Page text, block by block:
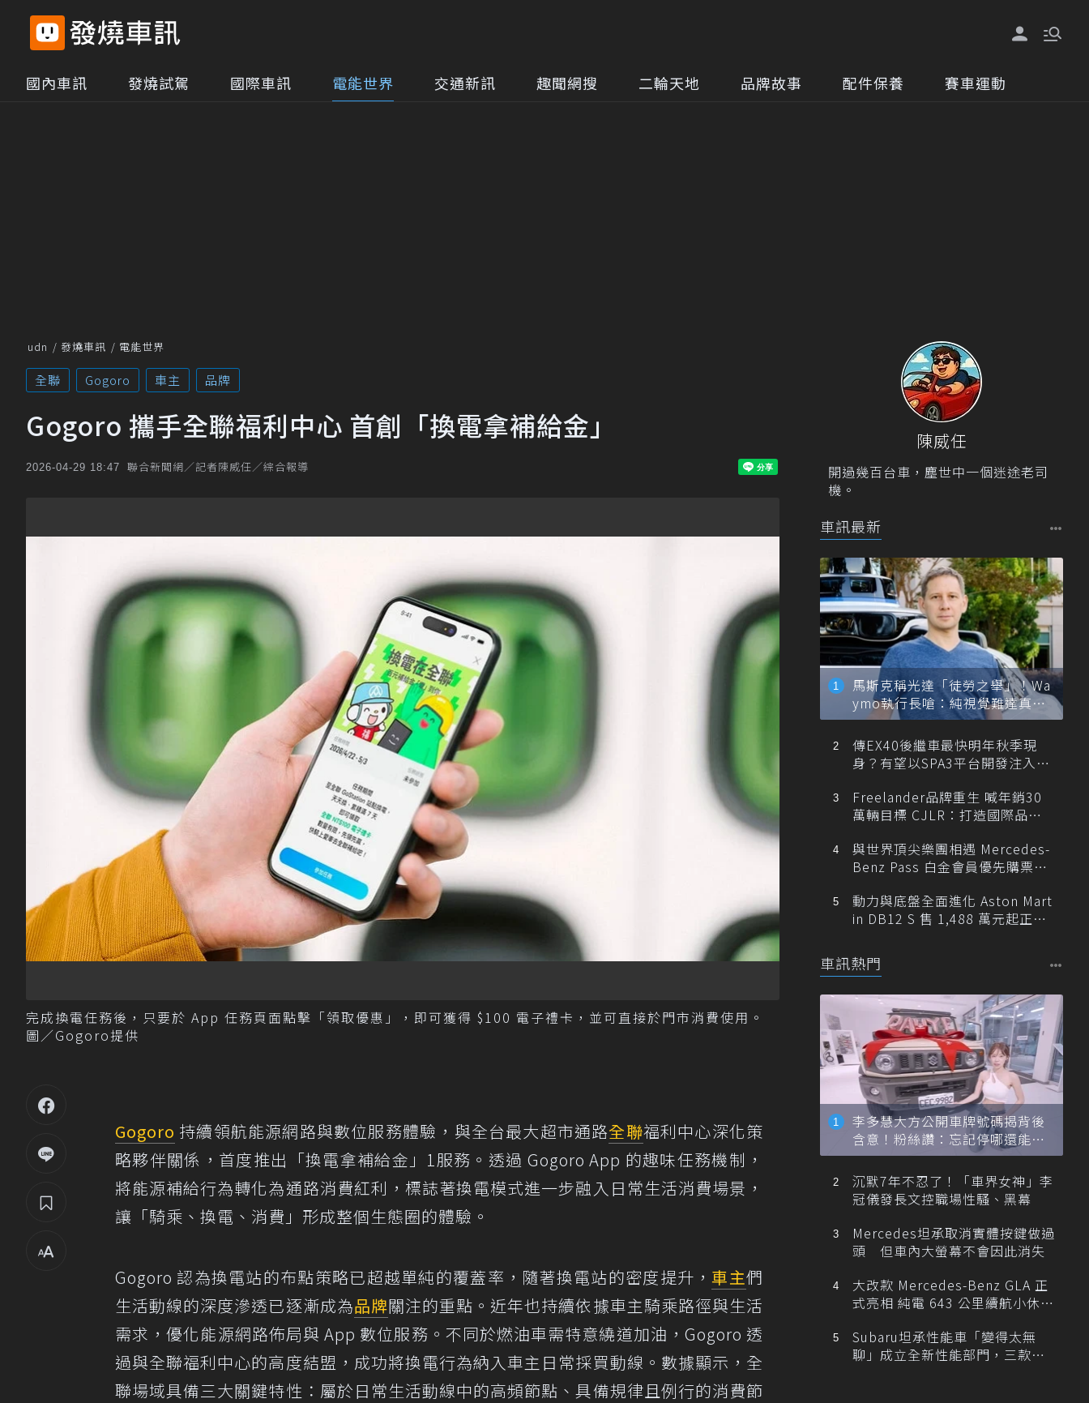
國內車訊 發燒試駕 國際車訊 電能世界 交通新訊 趣聞網搜 二輪天地 品牌故事 配件保養 賽車運動
udn 發燒車訊 電能世界
全聯 Gogoro 車主 品牌
Gogoro 攜手全聯福利中心 首創「換電拿補給金」
2026-04-29 18:47 聯合新聞網／記者陳威任／綜合報導
完成換電任務後，只要於 App 任務頁面點擊「領取優惠」，即可獲得 $100 電子禮卡，並可直接於門市消費使用。
圖／Gogoro提供
Gogoro 持續領航能源網路與數位服務體驗，與全台最大超市通路全聯福利中心深化策
略夥伴關係，首度推出「換電拿補給金」1服務。透過 Gogoro App 的趣味任務機制，
將能源補給行為轉化為通路消費紅利，標誌著換電模式進一步融入日常生活消費場景，
讓「騎乘、換電、消費」形成整個生態圈的體驗。
Gogoro 認為換電站的布點策略已超越單純的覆蓋率，隨著換電站的密度提升，車主們
生活動線的深度滲透已逐漸成為品牌關注的重點。近年也持續依據車主騎乘路徑與生活
需求，優化能源網路佈局與 App 數位服務。不同於燃油車需特意繞道加油，Gogoro 透
過與全聯福利中心的高度結盟，成功將換電行為納入車主日常採買動線。數據顯示，全
聯場域具備三大關鍵特性：屬於日常生活動線中的高頻節點、具備規律且例行的消費節
陳威任
開過幾百台車，塵世中一個迷途老司
機。
車訊最新
馬斯克稱光達「徒勞之舉」！Wa
ymo執行長嗆：純視覺難達真正
自動駕駛
傳EX40後繼車最快明年秋季現
身？有望以SPA3平台開發注入80
Freelander品牌重生 喊年銷30
萬輛目標 CJLR：打造國際品牌
與世界頂尖樂團相遇 Mercedes-
Benz Pass 白金會員優先購票維
動力與底盤全面進化 Aston Mart
in DB12 S 售 1,488 萬元起正式
車訊熱門
李多慧大方公開車牌號碼揭背後
含意！粉絲讚：忘記停哪還能幫
忙找車
沉默7年不忍了！「車界女神」李
冠儀發長文控職場性騷、黑幕
Mercedes坦承取消實體按鍵做過
頭 但車內大螢幕不會因此消失
大改款 Mercedes-Benz GLA 正
式亮相 純電 643 公里續航小休
Subaru坦承性能車「變得太無
聊」成立全新性能部門，三款手